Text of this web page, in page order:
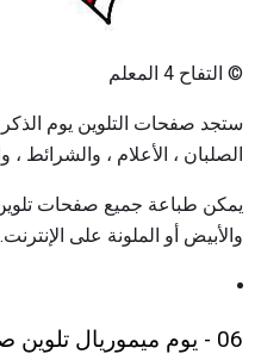
© التفاح 4 المعلم
ستجد صفحات التلوين يوم
الصلبان ، الأعلام ، والشرائط ،
يمكن طباعة جميع صفحات تلوين
والأبيض أو الملونة على الإنترنت.
06 - يوم ميموريال تلوين صفحات من JumpStart